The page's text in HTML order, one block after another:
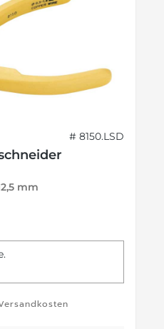
# 8150.LSD
mm